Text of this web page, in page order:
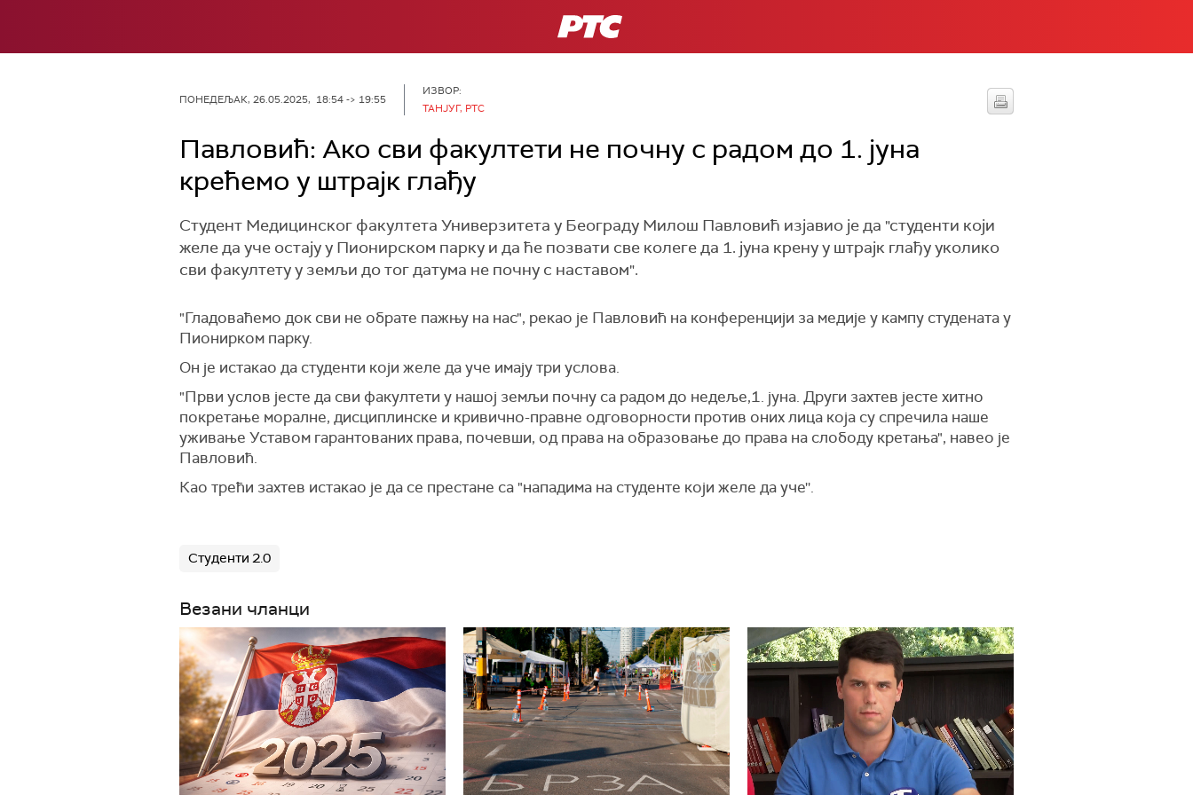
РТС
ПОНЕДЕЉАК, 26.05.2025, 18:54 -> 19:55
ИЗВОР:
ТАНЈУГ, РТС
Павловић: Ако сви факултети не почну с радом до 1. јуна
крећемо у штрајк глађу
Студент Медицинског факултета Универзитета у Београду Милош Павловић изјавио је да "студенти који
желе да уче остају у Пионирском парку и да ће позвати све колеге да 1. јуна крену у штрајк глађу уколико
сви факултету у земљи до тог датума не почну с наставом".
"Гладоваћемо док сви не обрате пажњу на нас", рекао је Павловић на конференцији за медије у кампу студената у
Пионирком парку.
Он је истакао да студенти који желе да уче имају три услова.
"Први услов јесте да сви факултети у нашој земљи почну са радом до недеље,1. јуна. Други захтев јесте хитно
покретање моралне, дисциплинске и кривично-правне одговорности против оних лица која су спречила наше
уживање Уставом гарантованих права, почевши, од права на образовање до права на слободу кретања", навео је
Павловић.
Као трећи захтев истакао је да се престане са "нападима на студенте који желе да уче''.
Студенти 2.0
Везани чланци